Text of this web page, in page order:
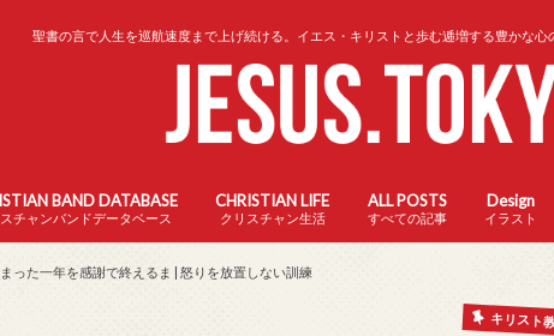
聖書の言で人生を巡航速度まで上げ続ける。イエス・キリストと歩む逓増する豊かな心
BAND DATABASE
チャンバンドデータベース
CHRISTIAN LIFE
クリスチャン生活
ALL POSTS
すべての記事
Design
イラスト
った一年を感謝で終えるま | 怒りを放置しない訓練
キリスト